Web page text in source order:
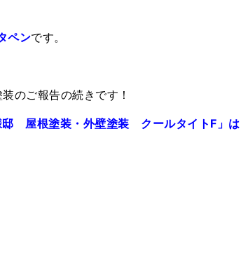
ペンです。
のご報告の続きです！
屋根塗装・外壁塗装 クールタイトF」